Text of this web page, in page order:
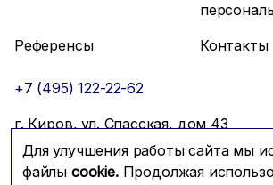
Для улучшения работы сайта мы
файлы cookie.Продолжая
Референсы
Контакты
+7 (495) 122-22-62
г. Киров, ул. Спасская, дом 43
info@mfmc.ru
Связаться с нами